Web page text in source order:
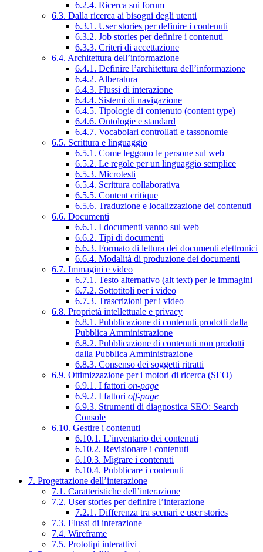
6.2.4. Ricerca sui forum
6.3. Dalla ricerca ai bisogni degli utenti
6.3.1. User stories per definire i contenuti
6.3.2. Job stories per definire i contenuti
6.3.3. Criteri di accettazione
6.4. Architettura dell’informazione
6.4.1. Definire l’architettura dell’informazione
6.4.2. Alberatura
6.4.3. Flussi di interazione
6.4.4. Sistemi di navigazione
6.4.5. Tipologie di contenuto (content type)
6.4.6. Ontologie e standard
6.4.7. Vocabolari controllati e tassonomie
6.5. Scrittura e linguaggio
6.5.1. Come leggono le persone sul web
6.5.2. Le regole per un linguaggio semplice
6.5.3. Microtesti
6.5.4. Scrittura collaborativa
6.5.5. Content critique
6.5.6. Traduzione e localizzazione dei contenuti
6.6. Documenti
6.6.1. I documenti vanno sul web
6.6.2. Tipi di documenti
6.6.3. Formato di lettura dei documenti elettronici
6.6.4. Modalità di produzione dei documenti
6.7. Immagini e video
6.7.1. Testo alternativo (alt text) per le immagini
6.7.2. Sottotitoli per i video
6.7.3. Trascrizioni per i video
6.8. Proprietà intellettuale e privacy
6.8.1. Pubblicazione di contenuti prodotti dalla
Pubblica Amministrazione
6.8.2. Pubblicazione di contenuti non prodotti
dalla Pubblica Amministrazione
6.8.3. Consenso dei soggetti ritratti
6.9. Ottimizzazione per i motori di ricerca (SEO)
6.9.1. I fattori on-page
6.9.2. I fattori off-page
6.9.3. Strumenti di diagnostica SEO: Search
Console
6.10. Gestire i contenuti
6.10.1. L’inventario dei contenuti
6.10.2. Revisionare i contenuti
6.10.3. Migrare i contenuti
6.10.4. Pubblicare i contenuti
7. Progettazione dell’interazione
7.1. Caratteristiche dell’interazione
7.2. User stories per definire l’interazione
7.2.1. Differenza tra scenari e user stories
7.3. Flussi di interazione
7.4. Wireframe
7.5. Prototipi interattivi